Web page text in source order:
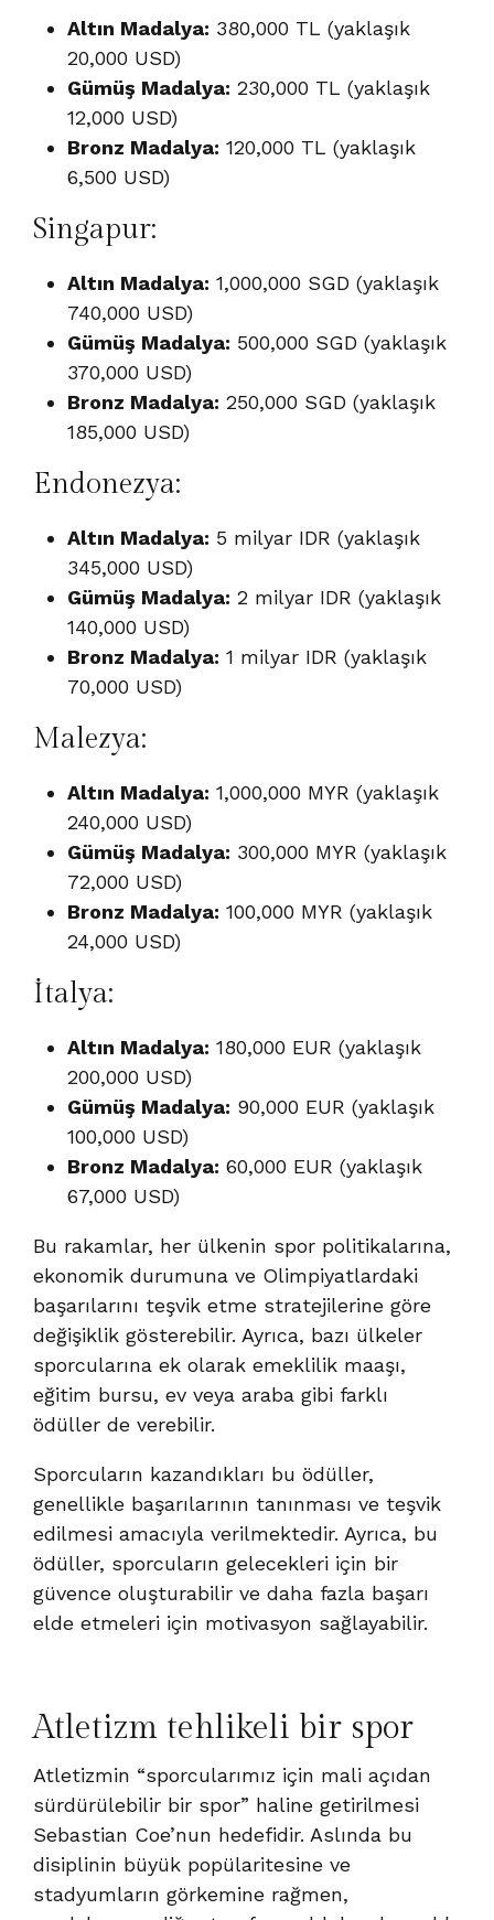
Altın Madalya: 380,000 TL (yaklaşık
20,000 USD)
Gümüş Madalya: 230,000 TL (yaklaşık
12,000 USD)
Bronz Madalya: 120,000 TL (yaklaşık
6,500 USD)
Singapur:
Altın Madalya: 1,000,000 SGD (yaklaşık
740,000 USD)
Gümüş Madalya: 500,000 SGD (yaklaşık
370,000 USD)
Bronz Madalya: 250,000 SGD (yaklaşık
185,000 USD)
Endonezya:
Altın Madalya: 5 milyar IDR (yaklaşık
345,000 USD)
Gümüş Madalya: 2 milyar IDR (yaklaşık
140,000 USD)
Bronz Madalya: 1 milyar IDR (yaklaşık
70,000 USD)
Malezya:
Altın Madalya: 1,000,000 MYR (yaklaşık
240,000 USD)
Gümüş Madalya: 300,000 MYR (yaklaşık
72,000 USD)
Bronz Madalya: 100,000 MYR (yaklaşık
24,000 USD)
İtalya:
Altın Madalya: 180,000 EUR (yaklaşık
200,000 USD)
Gümüş Madalya: 90,000 EUR (yaklaşık
100,000 USD)
Bronz Madalya: 60,000 EUR (yaklaşık
67,000 USD)
Bu rakamlar, her ülkenin spor politikalarına,
ekonomik durumuna ve Olimpiyatlardaki
başarılarını teşvik etme stratejilerine göre
değişiklik gösterebilir. Ayrıca, bazı ülkeler
sporcularına ek olarak emeklilik maaşı,
eğitim bursu, ev veya araba gibi farklı
ödüller de verebilir.
Sporcuların kazandıkları bu ödüller,
genellikle başarılarının tanınması ve teşvik
edilmesi amacıyla verilmektedir. Ayrıca, bu
ödüller, sporcuların gelecekleri için bir
güvence oluşturabilir ve daha fazla başarı
elde etmeleri için motivasyon sağlayabilir.
Atletizm tehlikeli bir spor
Atletizmin “sporcularımız için mali açıdan
sürdürülebilir bir spor” haline getirilmesi
Sebastian Coe’nun hedefidir. Aslında bu
disiplinin büyük popülaritesine ve
stadyumların görkemine rağmen,